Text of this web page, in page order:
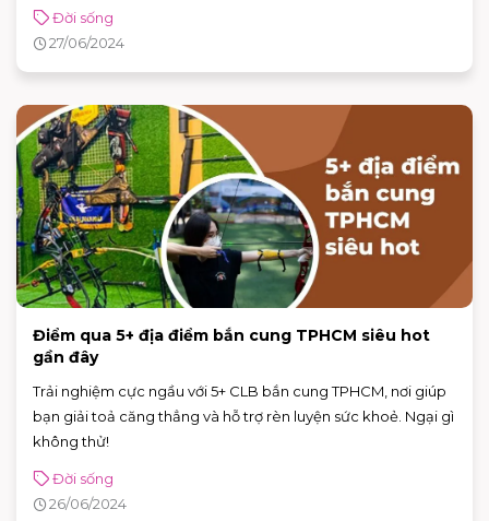
Đời sống
27/06/2024
Điểm qua 5+ địa điểm bắn cung TPHCM siêu hot
gần đây
Trải nghiệm cực ngầu với 5+ CLB bắn cung TPHCM, nơi giúp
bạn giải toả căng thẳng và hỗ trợ rèn luyện sức khoẻ. Ngại gì
không thử!
Đời sống
26/06/2024